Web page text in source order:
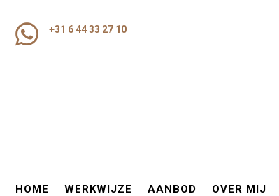
 +31 6 44 33 27 10
HOME WERKWIJZE AANBOD OVER MIJ